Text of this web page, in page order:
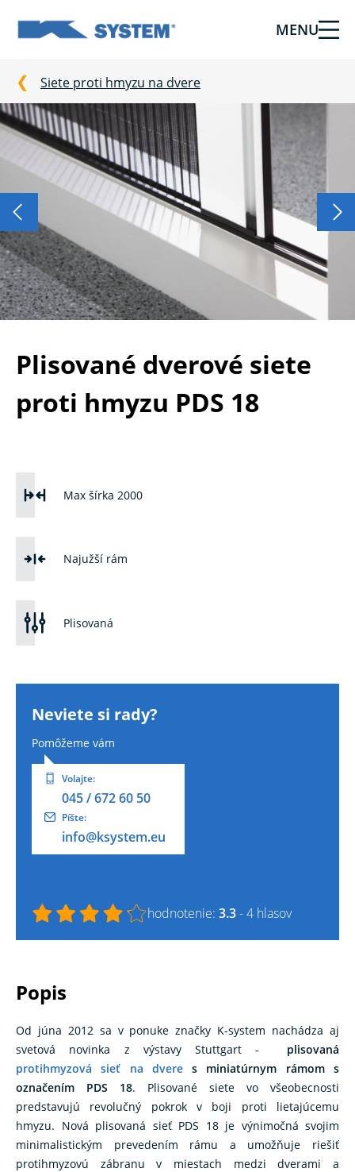
Tieniaca
pre
vašu
domácnosť
od
Ksystem
MENU
Siete proti hmyzu na dvere
Plisované dverové siete
proti hmyzu PDS 18
Max šírka 2000
Najužší rám
Plisovaná
Neviete si rady?
Pomôžeme vám
Volajte:
045 / 672 60 50
Píšte:
info@ksystem.eu
hodnotenie: 3.3- 4 hlasov
popis
Od júna 2012 sa v ponuke značky K-system nachádza aj
svetová novinka z výstavy Stuttgart - plisovaná
protihmyzová sieť na dveres miniatúrnym rámom s
označením PDS 18. Plisované siete vo všeobecnosti
predstavujú revolučný pokrok v boji proti lietajúcemu
hmyzu. Nová plisovaná sieť PDS 18 je výnimočná svojim
minimalistickým prevedením rámu a umožňuje riešiť
protihmyzovú zábranu v miestach medzi dverami a